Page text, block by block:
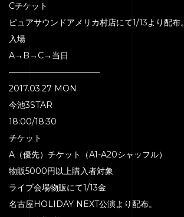
Cチケット
ピュアサウンドアメリカ村店にて1/13より配布。
入場
A→B→C→当日
———————————
2017.03.27 MON
今池3STAR
18:00/18:30
チケット
A（優先）チケット（A1-A20シャッフル）
物販5000円以上購入者対象
ライブ会場物販にて1/13金
名古屋HOLIDAY NEXT公演より配布。